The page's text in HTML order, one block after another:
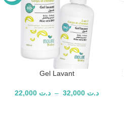
Gel Lavant
د.ت – د.ت